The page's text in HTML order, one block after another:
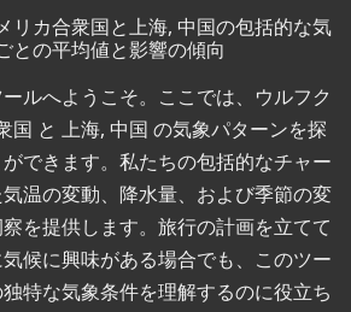
リカ合衆国と上海, 中国の包括的な気
との平均値と影響の傾向
ルへようこそ。ここでは、ウルフク
国 と 上海, 中国 の気象パターンを探
できます。私たちの包括的なチャー
温の変動、降水量、および季節の変
を提供します。旅行の計画を立てて
候に興味がある場合でも、このツー
特な気象条件を理解するのに役立ち